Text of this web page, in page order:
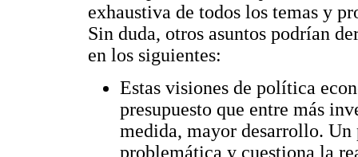
exhaustiva de todos los temas y
Sin duda, otros asuntos podrían
en los siguientes:
Estas visiones de política
presupuesto que entre más
medida, mayor desarrollo.
problemática y cuestiona la